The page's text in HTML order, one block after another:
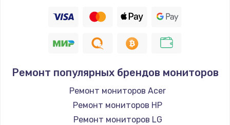
Замена материнской платы
1330 руб.
Замена клавиатуры
1190 руб.
Заказать
Ремонт популярных брендов мониторов
Ремонт мониторов Acer
Ремонт мониторов HP
Ремонт мониторов LG